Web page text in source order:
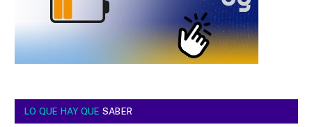
LO QUE HAY QUE SABER